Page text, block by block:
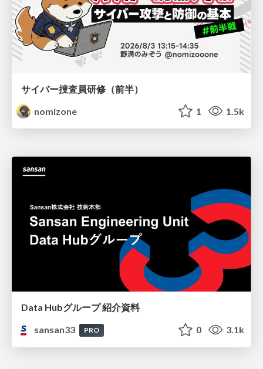
サイバー捜査員研修（前半）
nomizone
1 1.5k
Data Hubグループ 紹介資料
sansan33
PRO 0 3.1k